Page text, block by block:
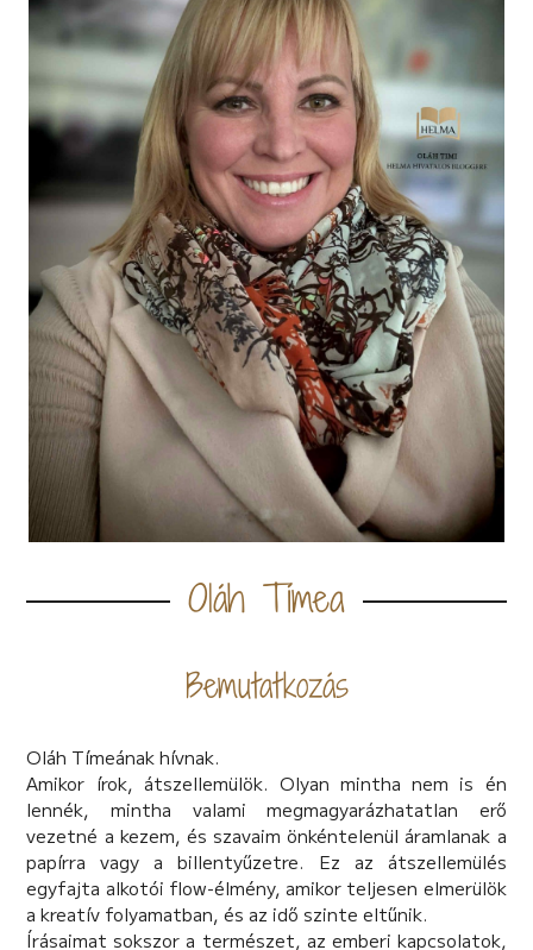
Oláh Tímea
Bemutatkozás
Oláh Tímeának hívnak.
Amikor írok, átszellemülök. Olyan mintha nem is én
lennék, mintha valami megmagyarázhatatlan erő
vezetné a kezem, és szavaim önkéntelenül áramlanak a
papírra vagy a billentyűzetre. Ez az átszellemülés
egyfajta alkotói flow-élmény, amikor teljesen elmerülök
a kreatív folyamatban, és az idő szinte eltűnik.
Írásaimat sokszor a természet, az emberi kapcsolatok,